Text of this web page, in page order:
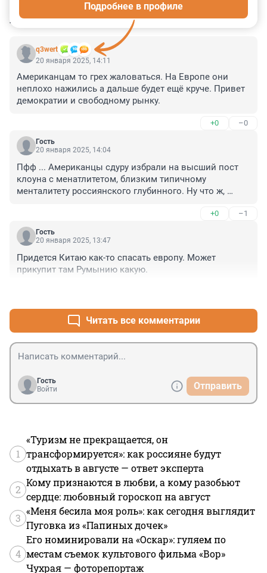
КОММЕНТАРИИ 5
q3wert
Подробнее в профиле
20 января 2025, 14:11
Американцам то грех жаловаться. На Европе они
неплохо нажились а дальше будет ещё круче. Привет
демократии и свободному рынку.
+0 –0
Гость
20 января 2025, 14:04
Пфф ... Американцы сдуру избрали на высший пост
клоуна с менатлитетом, близким типичному
менталитету россиянского глубинного. Ну что ж,
+0 –1
Гость
20 января 2025, 13:47
Придется Китаю как-то спасать европу. Может
прикупит там Румынию какую.
Читать все комментарии
Гость
Войти
Отправить
1
«Туризм не прекращается, он
трансформируется»: как россияне будут
отдыхать в августе — ответ эксперта
2
Кому признаются в любви, а кому разобьют
сердце: любовный гороскоп на август
3
«Меня бесила моя роль»: как сегодня выглядит
Пуговка из «Папиных дочек»
4
Его номинировали на «Оскар»: гуляем по
местам съемок культового фильма «Вор»
Чухрая — фоторепортаж